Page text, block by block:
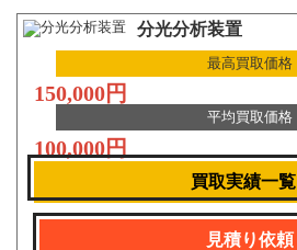
分光分析装置
最高買取価格
150,000円
平均買取価格
100,000円
買取実績一覧
見積り依頼